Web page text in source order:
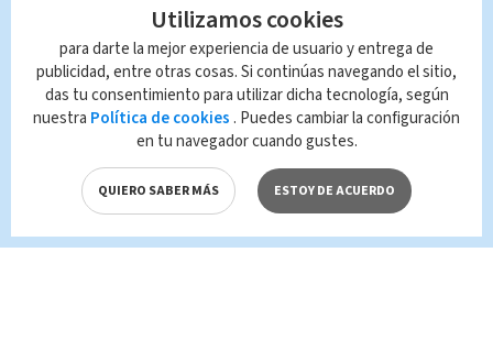
Utilizamos cookies
para darte la mejor experiencia de usuario y entrega de
publicidad, entre otras cosas. Si continúas navegando el sitio,
das tu consentimiento para utilizar dicha tecnología, según
nuestra Política de cookies . Puedes cambiar la configuración
en tu navegador cuando gustes.
QUIERO SABER MÁS ESTOY DE ACUERDO